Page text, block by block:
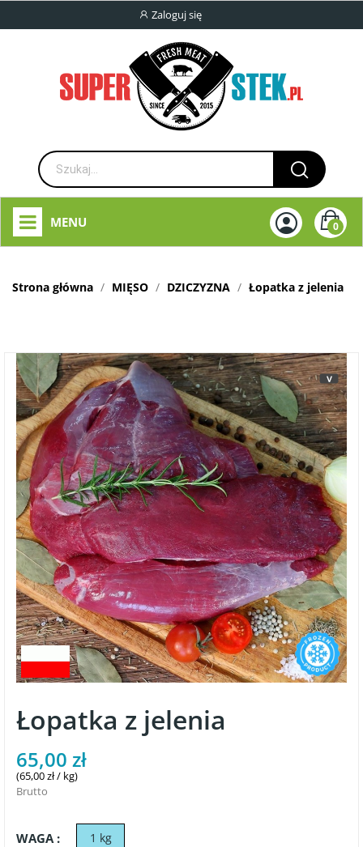
Zaloguj się
0
MENU
Strona główna MIĘSO DZICZYZNA Łopatka z jelenia
Łopatka z jelenia
65,00 zł
(65,00 zł / kg)
Brutto
WAGA : 1 kg
>